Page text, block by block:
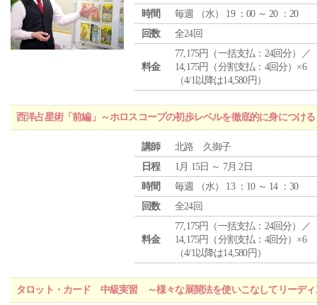
時間
毎週 （水） 19 ：00 ～ 20 ：20
回数
全24回
料金
77,175円（一括支払：24回分）／
14,175円（分割支払：4回分）×6
（4/1以降は14,580円）
西洋占星術「前編」～ホロスコープの初歩レベルを徹底的に身につける
講師
北路 久御子
日程
1月 15日 ～ 7月 2日
時間
毎週 （水） 13 ：10 ～ 14 ：30
回数
全24回
料金
77,175円（一括支払：24回分）／
14,175円（分割支払：4回分）×6
（4/1以降は14,580円）
タロット・カード 中級実習 ～様々な展開法を使いこなしてリーディ